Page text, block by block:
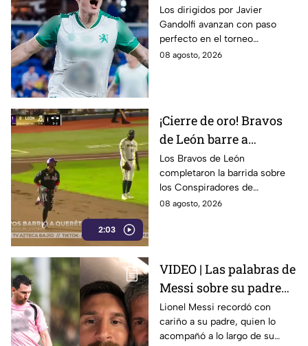
Orlando City en la
Leagues Cup 2026; este
fue el marcador
Los dirigidos por Javier
Gandolfi avanzan con paso
perfecto en el torneo
internacional.
08 agosto, 2026
2:03
¡Cierre de oro! Bravos
de León barre a
Querétaro y amarra
triunfo 50 rumbo a
playoffs
Los Bravos de León
completaron la barrida sobre
los Conspiradores de
Querétaro. Conoce los detalles
08 agosto, 2026
VIDEO | Las palabras de
Messi sobre su padre
estremecen al mundo;
¿qué fue lo que dijo?
Lionel Messi recordó con
cariño a su padre, quien lo
acompañó a lo largo de su